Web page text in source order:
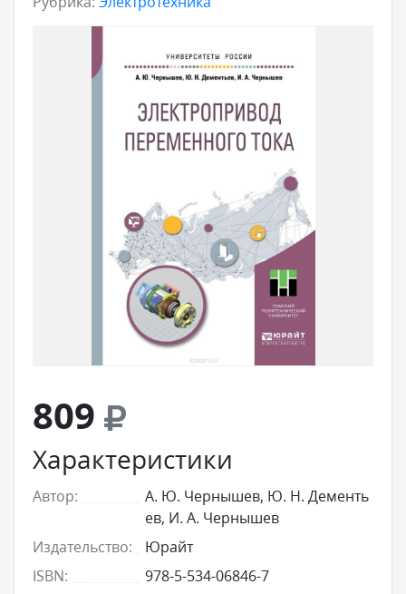
809
Характеристики
Автор:
А. Ю. Чернышев, Ю. Н. Дементь
ев, И. А. Чернышев
Издательство:
Юрайт
ISBN:
978-5-534-06846-7